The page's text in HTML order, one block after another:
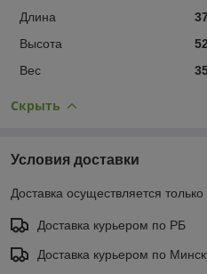
Длина
Высота
Вес
Скрыть
Условия доставки
Доставка осуществляется
Доставка курьером по РБ
Доставка курьером по